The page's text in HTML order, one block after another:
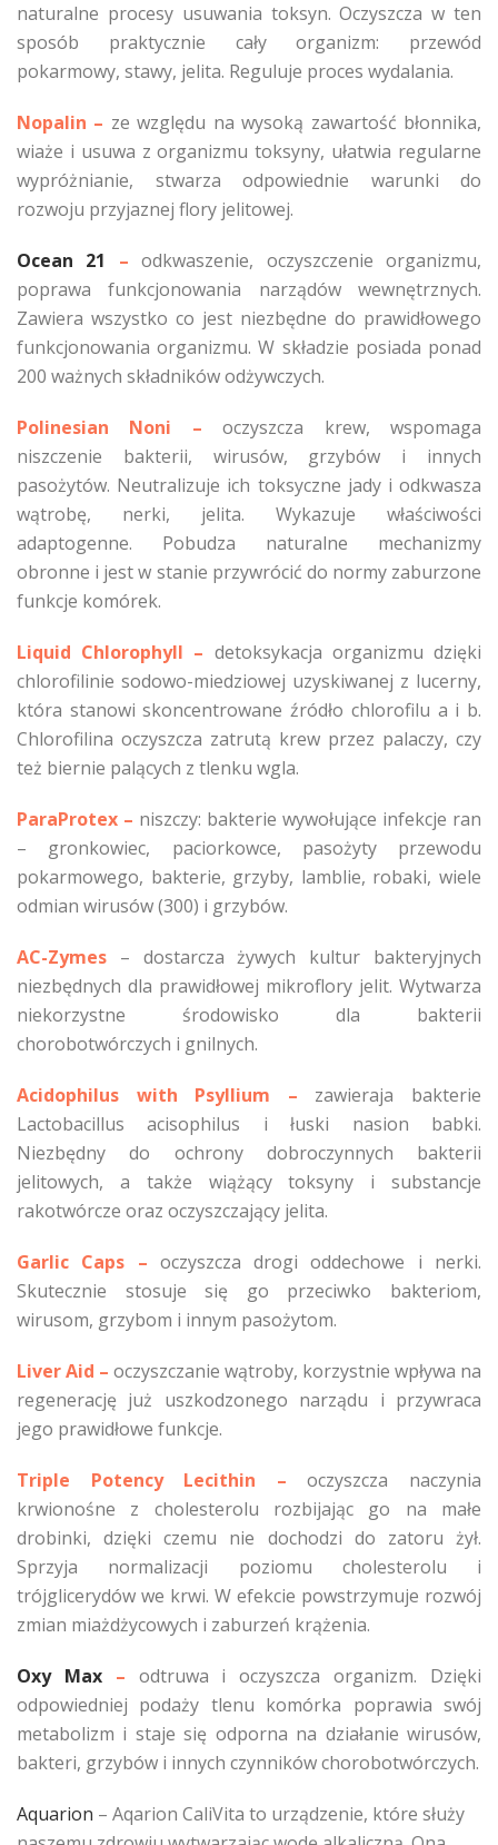
naturalne procesy usuwania toksyn. Oczyszcza w ten
sposób praktycznie cały organizm: przewód
pokarmowy, stawy, jelita. Reguluje proces wydalania.
Nopalin – ze względu na wysoką zawartość błonnika,
wiaże i usuwa z organizmu toksyny, ułatwia regularne
wypróżnianie, stwarza odpowiednie warunki do
rozwoju przyjaznej flory jelitowej.
Ocean 21 – odkwaszenie, oczyszczenie organizmu,
poprawa funkcjonowania narządów wewnętrznych.
Zawiera wszystko co jest niezbędne do prawidłowego
funkcjonowania organizmu. W składzie posiada ponad
200 ważnych składników odżywczych.
Polinesian Noni – oczyszcza krew, wspomaga
niszczenie bakterii, wirusów, grzybów i innych
pasożytów. Neutralizuje ich toksyczne jady i odkwasza
wątrobę, nerki, jelita. Wykazuje właściwości
adaptogenne. Pobudza naturalne mechanizmy
obronne i jest w stanie przywrócić do normy zaburzone
funkcje komórek.
Liquid Chlorophyll – detoksykacja organizmu dzięki
chlorofilinie sodowo-miedziowej uzyskiwanej z lucerny,
która stanowi skoncentrowane źródło chlorofilu a i b.
Chlorofilina oczyszcza zatrutą krew przez palaczy, czy
też biernie palących z tlenku wgla.
ParaProtex – niszczy: bakterie wywołujące infekcje ran
– gronkowiec, paciorkowce, pasożyty przewodu
pokarmowego, bakterie, grzyby, lamblie, robaki, wiele
odmian wirusów (300) i grzybów.
AC-Zymes – dostarcza żywych kultur bakteryjnych
niezbędnych dla prawidłowej mikroflory jelit. Wytwarza
niekorzystne środowisko dla bakterii
chorobotwórczych i gnilnych.
Acidophilus with Psyllium – zawieraja bakterie
Lactobacillus acisophilus i łuski nasion babki.
Niezbędny do ochrony dobroczynnych bakterii
jelitowych, a także wiążący toksyny i substancje
rakotwórcze oraz oczyszczający jelita.
Garlic Caps – oczyszcza drogi oddechowe i nerki.
Skutecznie stosuje się go przeciwko bakteriom,
wirusom, grzybom i innym pasożytom.
Liver Aid – oczyszczanie wątroby, korzystnie wpływa na
regenerację już uszkodzonego narządu i przywraca
jego prawidłowe funkcje.
Triple Potency Lecithin – oczyszcza naczynia
krwionośne z cholesterolu rozbijając go na małe
drobinki, dzięki czemu nie dochodzi do zatoru żył.
Sprzyja normalizacji poziomu cholesterolu i
trójglicerydów we krwi. W efekcie powstrzymuje rozwój
zmian miażdżycowych i zaburzeń krążenia.
Oxy Max– odtruwa i oczyszcza organizm. Dzięki
odpowiedniej podaży tlenu komórka poprawia swój
metabolizm i staje się odporna na działanie wirusów,
bakteri, grzybów i innych czynników chorobotwórczych.
Aquarion – Aqarion CaliVita to urządzenie, które służy